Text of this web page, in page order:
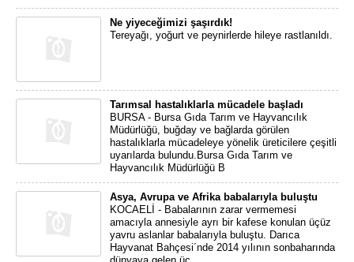
Ne yiyeceğimizi şaşırdık!
Tereyağı, yoğurt ve peynirlerde hileye rastlanıldı.
Tarımsal hastalıklarla mücadele başladı
BURSA - Bursa Gıda Tarım ve Hayvancılık
Müdürlüğü, buğday ve bağlarda görülen
hastalıklarla mücadeleye yönelik üreticilere çeşitli
uyarılarda bulundu.Bursa Gıda Tarım ve
Hayvancılık Müdürlüğü B
Asya, Avrupa ve Afrika babalarıyla buluştu
KOCAELİ - Babalarının zarar vermemesi
amacıyla annesiyle ayrı bir kafese konulan üçüz
yavru aslanlar babalarıyla buluştu. Darıca
Hayvanat Bahçesi´nde 2014 yılının sonbaharında